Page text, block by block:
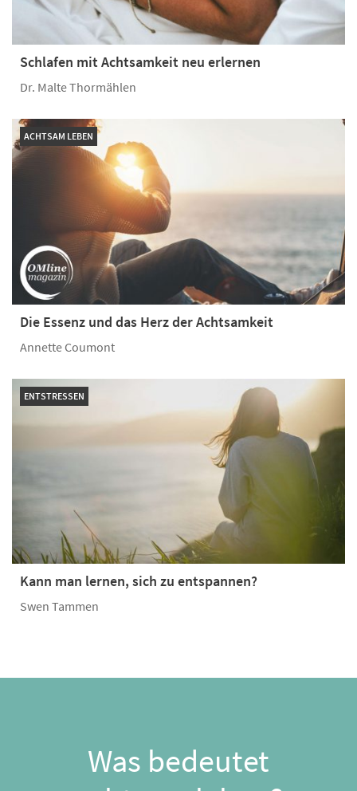
Schlafen mit Achtsamkeit neu erlernen
Dr. Malte Thormählen
ACHTSAM LEBEN
Die Essenz und das Herz der Achtsamkeit
Annette Coumont
ENTSTRESSEN
Kann man lernen, sich zu entspannen?
Swen Tammen
Was bedeutet